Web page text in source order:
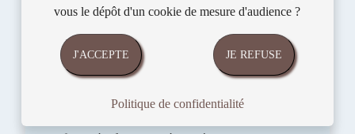
vous le dépôt d'un cookie de mesure d'audience ?
J'ACCEPTE JE REFUSE
Politique de confidentialité
Est-ce que je vais arrêter dès la
première séance ?
Certaines personnes arrêtent rapidement,